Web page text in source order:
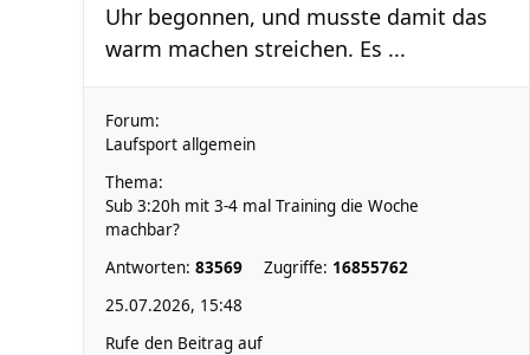
Uhr begonnen, und musste damit das
warm machen streichen. Es ...
Forum:
Laufsport allgemein
Thema:
Sub 3:20h mit 3-4 mal Training die Woche
machbar?
Antworten: 83569 Zugriffe: 16855762
25.07.2026, 15:48
Rufe den Beitrag auf